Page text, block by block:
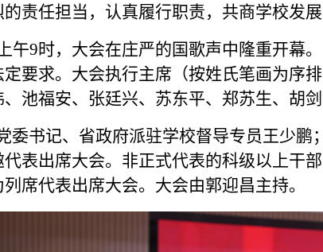
责任担当，认真履行职责，共商学校发
午9时，大会在庄严的国歌声中隆重开幕
定要求。大会执行主席（按姓氏笔画为序
池福安、张廷兴、苏东平、郑苏生、胡
委书记、省政府派驻学校督导专员王少鹏
代表出席大会。非正式代表的科级以上干
席代表出席大会。大会由郭迎昌主持。